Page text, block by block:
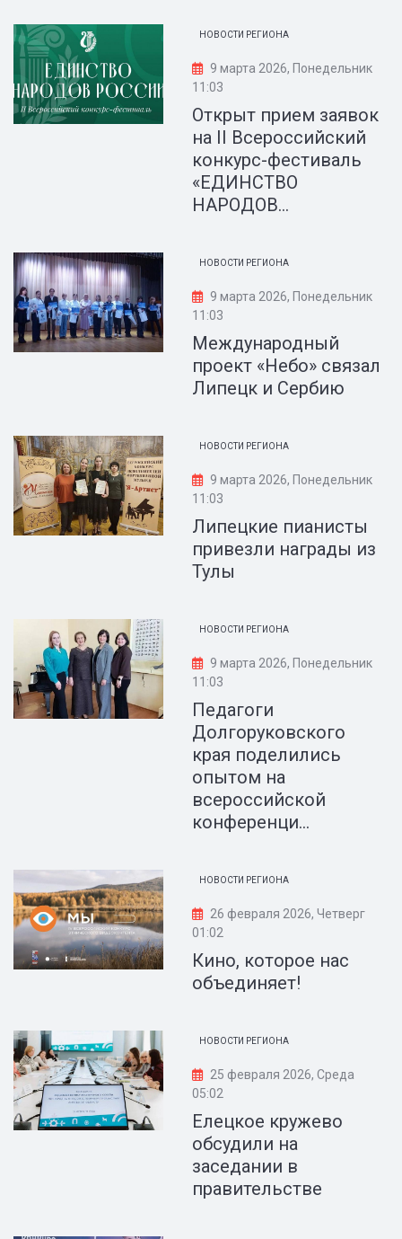
НОВОСТИ РЕГИОНА
9 марта 2026, Понедельник
11:03
Открыт прием заявок
на II Всероссийский
конкурс-фестиваль
«ЕДИНСТВО
НАРОДОВ...
НОВОСТИ РЕГИОНА
9 марта 2026, Понедельник
11:03
Международный
проект «Небо» связал
Липецк и Сербию
НОВОСТИ РЕГИОНА
9 марта 2026, Понедельник
11:03
Липецкие пианисты
привезли награды из
Тулы
НОВОСТИ РЕГИОНА
9 марта 2026, Понедельник
11:03
Педагоги
Долгоруковского
края поделились
опытом на
всероссийской
конференци...
НОВОСТИ РЕГИОНА
26 февраля 2026, Четверг
01:02
Кино, которое нас
объединяет!
НОВОСТИ РЕГИОНА
25 февраля 2026, Среда
05:02
Елецкое кружево
обсудили на
заседании в
правительстве